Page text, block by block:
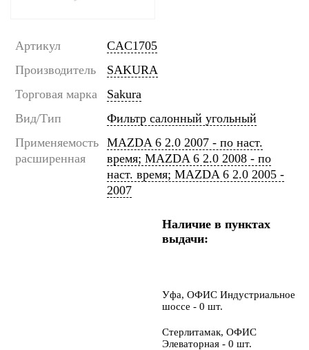
Артикул
CAC1705
Производитель
SAKURA
Торговая марка
Sakura
Вид/Тип
Фильтр салонный угольный
Применяемость
расширенная
MAZDA 6 2.0 2007 - по наст.
время; MAZDA 6 2.0 2008 - по
наст. время; MAZDA 6 2.0 2005 -
2007
Наличие в пунктах
выдачи:
Уфа, ОФИС Индустриальное
шоссе - 0 шт.
Стерлитамак, ОФИС
Элеваторная - 0 шт.